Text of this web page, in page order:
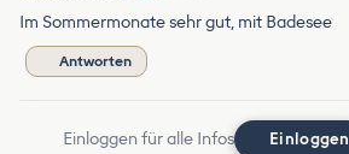
Im Sommermonate sehr gut, mit Badesee
Antworten
Einloggen für alle Infos Einloggen